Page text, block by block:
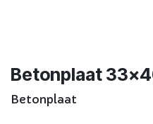
Betonplaat
Betonplaat